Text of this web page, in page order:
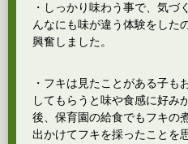
・しっかり味わう事で、気づ
んなにも味が違う体験をした
興奮しました。
・フキは見たことがある子も
してもらうと味や食感に好み
後、保育園の給食でもフキの
出かけてフキを採ったことを